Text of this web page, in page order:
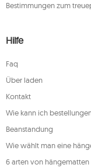
Bestimmungen zum
Hilfe
Faq
Über laden
Kontakt
Wie kann ich
Beanstandung
Wie wählt man eine
6 arten von hängematten